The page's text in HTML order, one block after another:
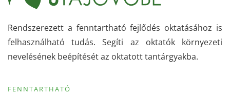
Rendszerezett a fenntartható fejlődés oktatásához is
felhasználható tudás. Segíti az oktatók környezeti
nevelésének beépítését az oktatott tantárgyakba.
FENNTARTHATÓ